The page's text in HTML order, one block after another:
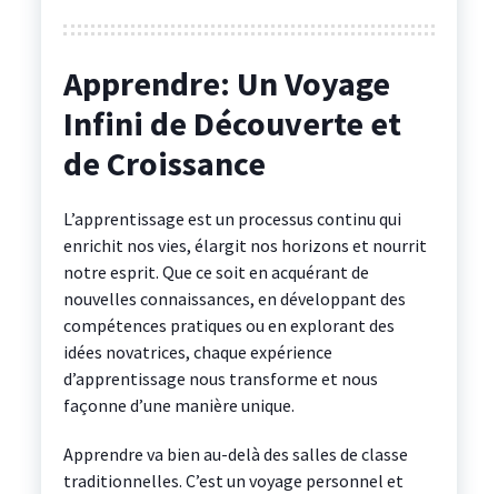
Apprendre: Un Voyage
Infini de Découverte et
de Croissance
L’apprentissage est un processus continu qui
enrichit nos vies, élargit nos horizons et nourrit
notre esprit. Que ce soit en acquérant de
nouvelles connaissances, en développant des
compétences pratiques ou en explorant des
idées novatrices, chaque expérience
d’apprentissage nous transforme et nous
façonne d’une manière unique.
Apprendre va bien au-delà des salles de classe
traditionnelles. C’est un voyage personnel et